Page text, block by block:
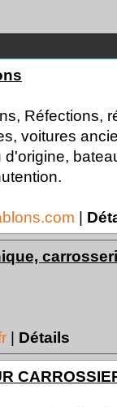
Réfections,
voitures
|
| Détails